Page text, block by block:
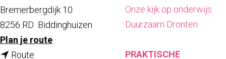
Onze kijk op onderwijs
Duurzaam Dronten
PRAKTISCHE
Bremerbergdijk 10
8256 RD Biddinghuizen
Plan je routen
Route